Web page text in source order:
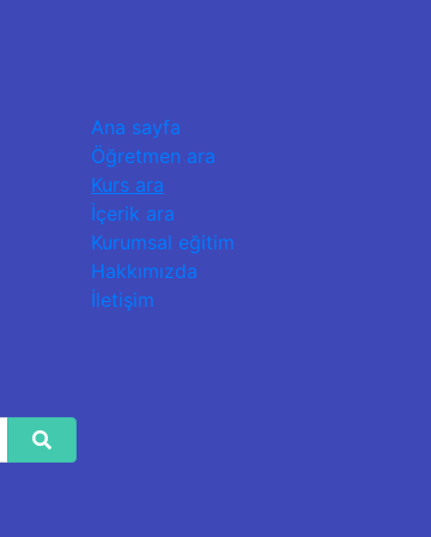
Ana sayfa
Öğretmen ara
Kurs ara
İçerik ara
Kurumsal eğitim
Hakkımızda
İletişim